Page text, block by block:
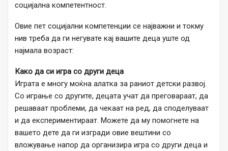
социјална компетентност.
Овие пет социјални компетенции се најважни и токму
нив треба да ги негувате кај вашите деца уште од
најмала возраст:
Како да си игра со други деца
Играта е многу моќна алатка за раниот детски развој.
Со играње со другите, децата учат да преговараат, да
решаваат проблеми, да чекаат на ред, да споделуваат
и да експериментираат. Можете да му помогнете на
вашето дете да ги изгради овие вештини со
вложување напор да организира игра со други деца и